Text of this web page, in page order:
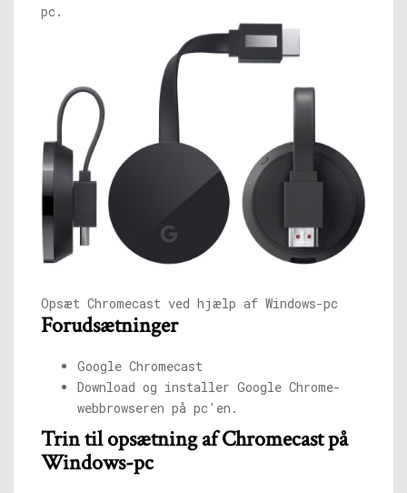
pc.
Opsæt Chromecast ved hjælp af Windows-pc
Forudsætninger
Google Chromecast
Download og installer Google Chrome-
webbrowseren på pc'en.
Trin til opsætning af Chromecast på
Windows-pc